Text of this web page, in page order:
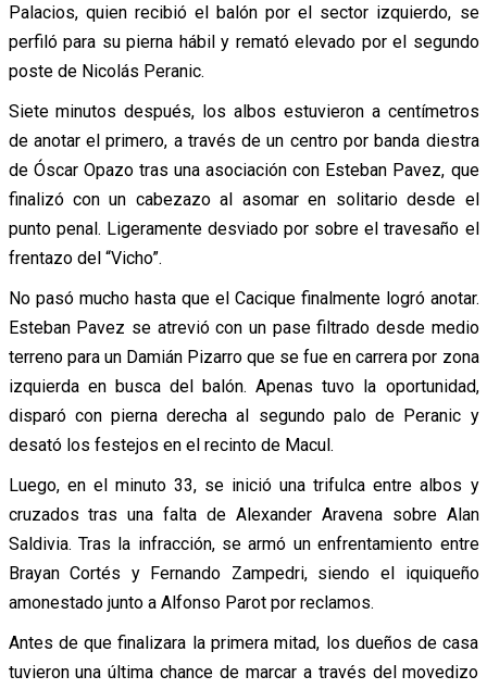
Palacios, quien recibió el balón por el sector izquierdo, se
perfiló para su pierna hábil y remató elevado por el segundo
poste de Nicolás Peranic.
Siete minutos después, los albos estuvieron a centímetros
de anotar el primero, a través de un centro por banda diestra
de Óscar Opazo tras una asociación con Esteban Pavez, que
finalizó con un cabezazo al asomar en solitario desde el
punto penal. Ligeramente desviado por sobre el travesaño el
frentazo del “Vicho”.
No pasó mucho hasta que el Cacique finalmente logró anotar.
Esteban Pavez se atrevió con un pase filtrado desde medio
terreno para un Damián Pizarro que se fue en carrera por zona
izquierda en busca del balón. Apenas tuvo la oportunidad,
disparó con pierna derecha al segundo palo de Peranic y
desató los festejos en el recinto de Macul.
Luego, en el minuto 33, se inició una trifulca entre albos y
cruzados tras una falta de Alexander Aravena sobre Alan
Saldivia. Tras la infracción, se armó un enfrentamiento entre
Brayan Cortés y Fernando Zampedri, siendo el iquiqueño
amonestado junto a Alfonso Parot por reclamos.
Antes de que finalizara la primera mitad, los dueños de casa
tuvieron una última chance de marcar a través del movedizo